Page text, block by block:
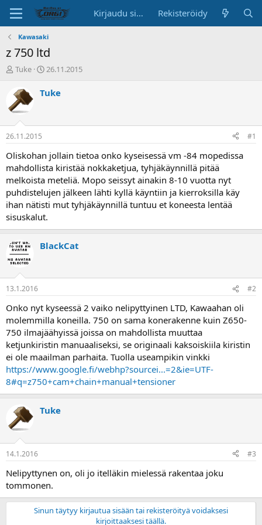
Kirjaudu sisään Rekisteröidy
Kawasaki
z 750 ltd
K
s
k
u
s
t
e
l
n
a
l
o
i
t
t
a
j
Tuke
A
o
p
ä
i
v
ä
26.11.2015
Tuke
26.11.2015 #1
Oliskohan jollain tietoa onko kyseisessä vm -84 mopedissa
mahdollista kiristää nokkaketjua, tyhjäkäynnillä pitää
melkoista meteliä. Mopo seissyt ainakin 8-10 vuotta nyt
puhdistelujen jälkeen lähti kyllä käyntiin ja kierroksilla käy
ihan nätisti mut tyhjäkäynnillä tuntuu et koneesta lentää
sisuskalut.
BlackCat
13.1.2016 #2
Onko nyt kyseessä 2 vaiko nelipyttyinen LTD, Kawaahan oli
molemmilla koneilla. 750 on sama konerakenne kuin Z650-
750 ilmajäähyissä joissa on mahdollista muuttaa
ketjunkiristin manuaaliseksi, se originaali kaksoiskiila kiristin
ei ole maailman parhaita. Tuolla useampikin vinkki
https://www.google.fi/webhp?sourcei...=2&ie=UTF-
8#q=z750+cam+chain+manual+tensioner
Tuke
14.1.2016 #3
Nelipyttynen on, oli jo itelläkin mielessä rakentaa joku
tommonen.
Sinun täytyy kirjautua sisään tai rekisteröityä voidaksesi
kirjoittaaksesi täällä.